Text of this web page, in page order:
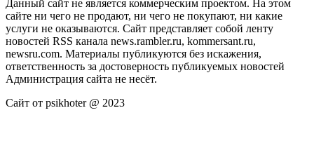
Данный сайт не является коммерческим проектом. На этом
сайте ни чего не продают, ни чего не покупают, ни какие
услуги не оказываются. Сайт представляет собой ленту
новостей RSS канала news.rambler.ru, kommersant.ru,
newsru.com. Материалы публикуются без искажения,
ответственность за достоверность публикуемых новостей
Администрация сайта не несёт.
Сайт от psikhoter @ 2023